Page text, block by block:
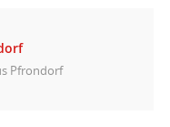
Pfrondorf